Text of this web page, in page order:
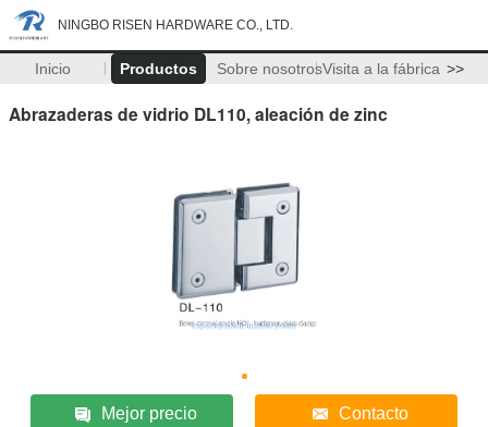
NINGBO RISEN HARDWARE CO., LTD.
Inicio Productos Sobre nosotrosVisita a la fábrica >>
Abrazaderas de vidrio DL110, aleación de zinc
Mejor precio Contacto